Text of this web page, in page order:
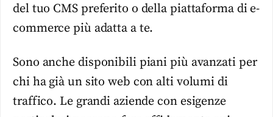
del tuo CMS preferito o della piattaforma di e-
commerce più adatta a te.
Sono anche disponibili piani più avanzati per
chi ha già un sito web con alti volumi di
traffico. Le grandi aziende con esigenze